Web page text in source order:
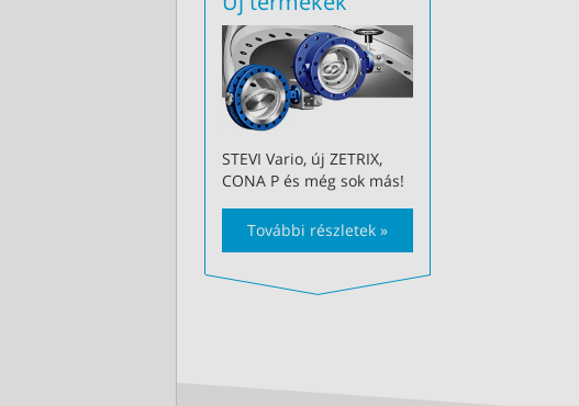
STEVI Vario, új ZETRIX,
CONA P és még sok más!
További részletek »